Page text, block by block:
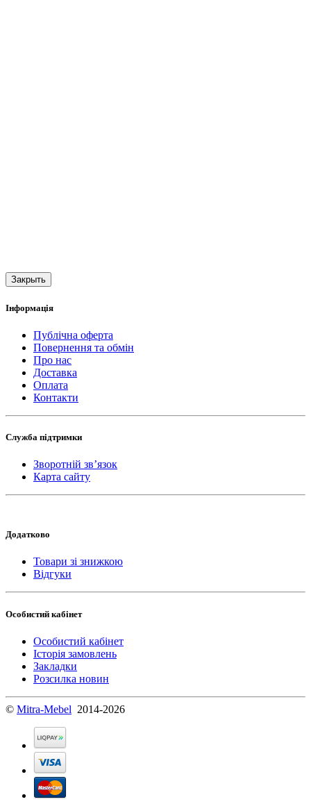
Закрыть
Інформація
Публічна оферта
Повернення та обмін
Про нас
Доставка
Оплата
Контакти
Служба підтримки
Зворотній зв’язок
Карта сайту
Додатково
Товари зі знижкою
Відгуки
Особистий кабінет
Особистий кабінет
Історія замовлень
Закладки
Розсилка новин
© Mitra-Mebel 2014-2026